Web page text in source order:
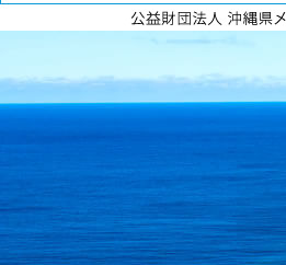
資料請求
無料見積もり